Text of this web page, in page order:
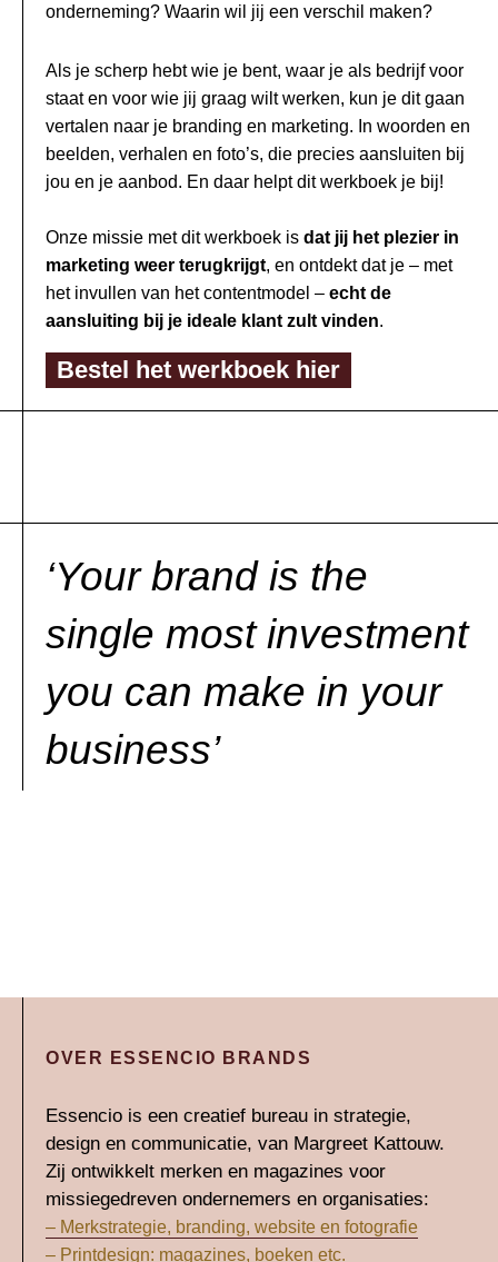
onderneming? Waarin wil jij een verschil maken?
Als je scherp hebt wie je bent, waar je als bedrijf voor
staat en voor wie jij graag wilt werken, kun je dit gaan
vertalen naar je branding en marketing. In woorden en
beelden, verhalen en foto’s, die precies aansluiten bij
jou en je aanbod. En daar helpt dit werkboek je bij!
Onze missie met dit werkboek is dat jij het plezier in
marketing weer terugkrijgt, en ontdekt dat je – met
het invullen van het contentmodel – echt de
aansluiting bij je ideale klant zult vinden.
Bestel het werkboek hier
‘Your brand is the
single most investment
you can make in your
business’
OVER ESSENCIO BRANDS
Essencio is een creatief bureau in strategie,
design en communicatie, van Margreet Kattouw.
Zij ontwikkelt merken en magazines voor
missiegedreven ondernemers en organisaties:
– Merkstrategie, branding, website en fotografie
– Printdesign: magazines, boeken etc.